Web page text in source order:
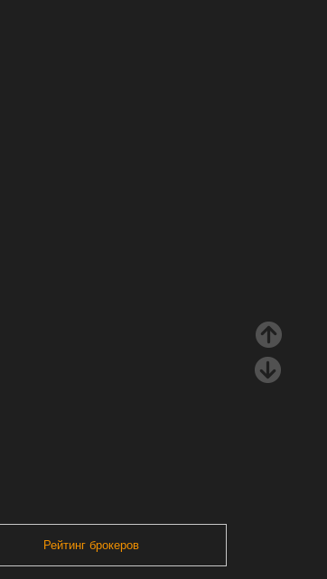
Рейтинг брокеров